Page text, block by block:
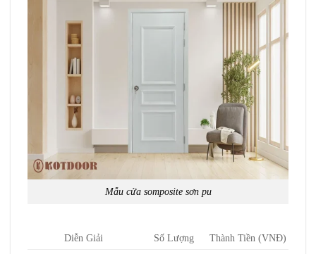
Mẫu cửa somposite sơn pu
Diễn Giải Số Lượng Thành Tiền (VNĐ)